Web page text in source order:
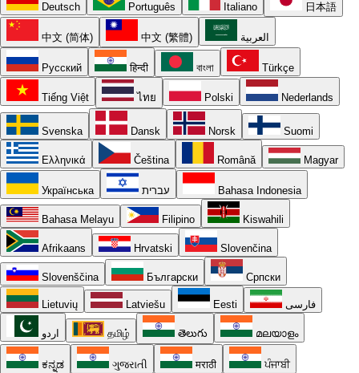
Deutsch Português Italiano 日本語
中文 (简体) 中文 (繁體) العربية
Русский हिन्दी বাংলা Türkçe
Tiếng Việt ไทย Polski Nederlands
Svenska Dansk Norsk Suomi
Ελληνικά Čeština Română Magyar
Українська עברית Bahasa Indonesia
Bahasa Melayu Filipino Kiswahili
Afrikaans Hrvatski Slovenčina
Slovenščina Български Српски
Lietuvių Latviešu Eesti فارسی
اردو தமிழ் తెలుగు മലയാളം
ಕನ್ನಡ ગુજરાતી मराठी ਪੰਜਾਬੀ